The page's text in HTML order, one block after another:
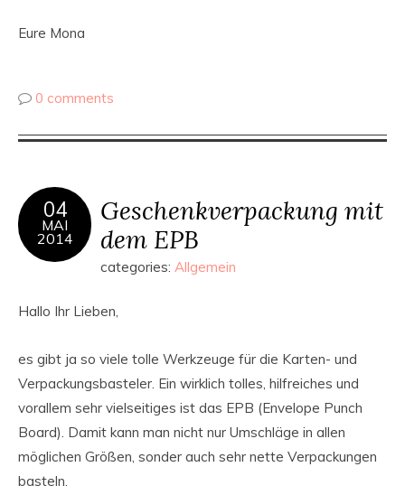
Eure Mona
0 comments
04
MAI
2014
Geschenkverpackung mit
dem EPB
categories: Allgemein
Hallo Ihr Lieben,
es gibt ja so viele tolle Werkzeuge für die Karten- und
Verpackungsbasteler. Ein wirklich tolles, hilfreiches und
vorallem sehr vielseitiges ist das EPB (Envelope Punch
Board). Damit kann man nicht nur Umschläge in allen
möglichen Größen, sonder auch sehr nette Verpackungen
basteln.